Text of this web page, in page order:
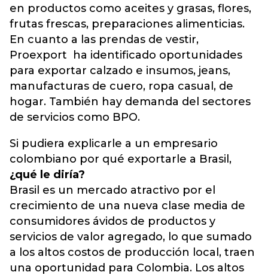
en productos como aceites y grasas, flores,
frutas frescas, preparaciones alimenticias.
En cuanto a las prendas de vestir,
Proexport ha identificado oportunidades
para exportar calzado e insumos, jeans,
manufacturas de cuero, ropa casual, de
hogar. También hay demanda del sectores
de servicios como BPO.
Si pudiera explicarle a un empresario
colombiano por qué exportarle a Brasil,
¿qué le diría?
Brasil es un mercado atractivo por el
crecimiento de una nueva clase media de
consumidores ávidos de productos y
servicios de valor agregado, lo que sumado
a los altos costos de producción local, traen
una oportunidad para Colombia. Los altos